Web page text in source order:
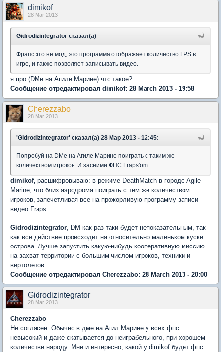
dimikof
28 Mar 2013
Gidrodizintegrator сказал(а)
Фрапс это не мод, это программа отображает количество FPS в
игре, и также позволяет записывать видео.
я про (DMe на Агиле Марине) что такое?
Сообщение отредактировал dimikof: 28 March 2013 - 19:58
Cherezzabo
28 Mar 2013
'Gidrodizintegrator' сказал(а) 28 Мар 2013 - 12:45:
Попробуй на DMe на Агиле Марине поиграть с таким же
количеством игроков. И засними ФПС Fraps'om
dimikof, расшифровываю: в режиме DeathMatch в городе Agile
Marine, что близ аэродрома поиграть с тем же количеством
игроков, запечетливая все на прожорливую программу записи
видео Fraps.
Gidrodizintegrator, DM как раз таки будет непоказательным, так
как все действие происходит на относительно маленьком куске
острова. Лучше запустить какую-нибудь кооперативную миссию
на захват территории с большим числом игроков, техники и
вертолетов.
Сообщение отредактировал Cherezzabo: 28 March 2013 - 20:00
Gidrodizintegrator
28 Mar 2013
Cherezzabo
Не согласен. Обычно в дме на Агил Марине у всех фпс
невысокий и даже скатывается до неиграбельного, при хорошем
количестве народу. Мне и интересно, какой у dimikof будет фпс